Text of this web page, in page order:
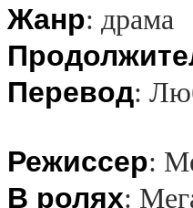
Жанр: драма
Перевод:
Режиссер:
В ролях: